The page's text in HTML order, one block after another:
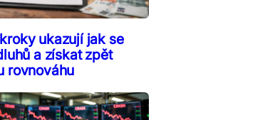
ukazují jak se
a získat zpět
rovnováhu